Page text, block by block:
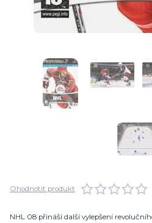
Ohodnotit produkt
NHL 08 přináší další vylepšení